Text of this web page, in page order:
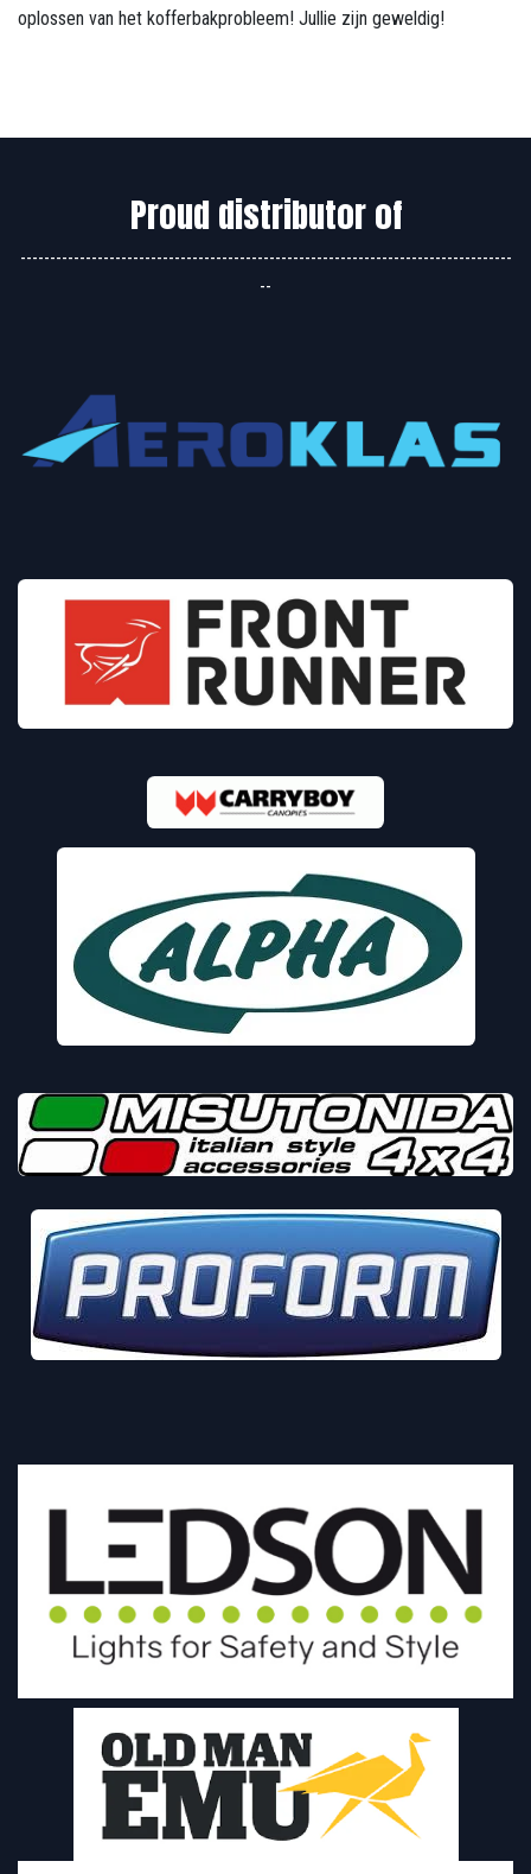
oplossen van het kofferbakprobleem! Jullie zijn geweldig!
Proud distributor of
-----------------------------------------------------------------------------------
--